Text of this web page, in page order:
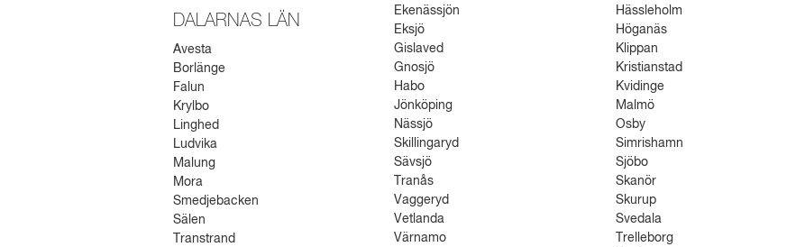
DALARNAS LÄN
Avesta
Borlänge
Falun
Krylbo
Linghed
Ludvika
Malung
Mora
Smedjebacken
Sälen
Transtrand
Ekenässjön
Eksjö
Gislaved
Gnosjö
Habo
Jönköping
Nässjö
Skillingaryd
Sävsjö
Tranås
Vaggeryd
Vetlanda
Värnamo
Hässleholm
Höganäs
Klippan
Kristianstad
Kvidinge
Malmö
Osby
Simrishamn
Sjöbo
Skanör
Skurup
Svedala
Trelleborg